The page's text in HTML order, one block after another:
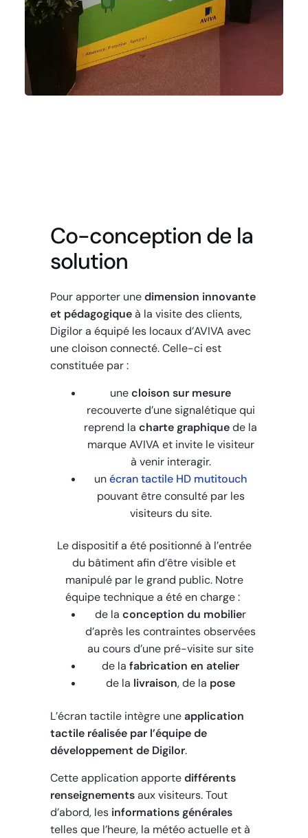
Co-conception de la
solution
Pour apporter unedimension innovante
et pédagogiqueà la visite des clients,
Digilor a équipé les locaux d’AVIVA avec
une cloison connecté. Celle-ci est
constituée par :
unecloison sur mesure
recouverte d’une signalétique qui
reprend la charte graphiquede la
marque AVIVA et invite le visiteur
à venir interagir.
unécran tactile HD mutitouch
pouvant être consulté par les
visiteurs du site.
Le dispositif a été positionné à l’entrée
du bâtiment afin d’être visible et
manipulé par le grand public. Notre
équipe technique a été en charge :
de la conception du mobilier
d’après les contraintes observées
au cours d’une pré-visite sur site
de la fabrication en atelier
de la livraison, de la pose
L’écran tactile intègre uneapplication
tactile réalisée par l’équipe de
développement de Digilor.
Cette application apportedifférents
renseignementsaux visiteurs. Tout
d’abord, les informations générales
telles que l’heure, la météo actuelle et à